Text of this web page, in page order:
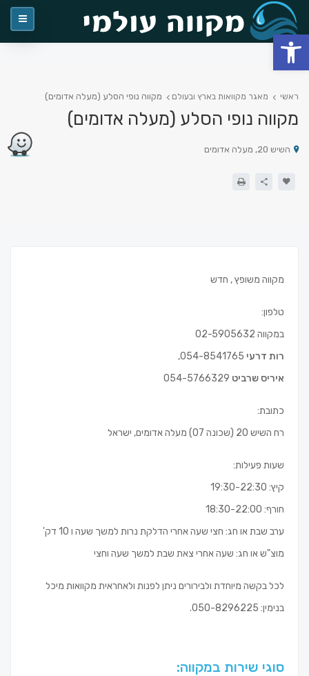
ראשי מאגר מקוואות בארץ ובעולם מקווה נופי הסלע (מעלה אדומים)
מקווה נופי הסלע (מעלה אדומים)
השיש 20, מעלה אדומים
מקווה משופץ , חדש
טלפון:
במקווה 02-5905632
רות דרעי
איריס שרביט
כתובת:
רח השיש 20 (שכונה 07) מעלה אדומים, ישראל
שעות פעילות:
קיץ: 19:30-22:30
חורף: 18:30-22:00
ערב שבת או חג: חצי שעה אחרי הדלקת נרות למשך שעה ו 10 דק'
מוצ"ש או חג: שעה אחרי צאת שבת למשך שעה וחצי
לכל בקשה מיוחדת ולבירורים ניתן לפנות ולאחראית מקוואות מיכל
בנימין: 050-8296225.
סוגי שירות במקווה:
פתח סרגל נגישות